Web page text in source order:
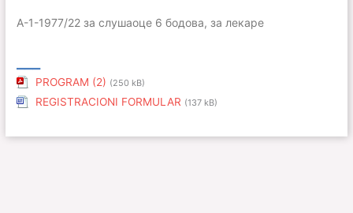
А-1-1977/22 за слушаоце 6 бодова, за лекаре
PROGRAM (2) (250 kB)
REGISTRACIONI FORMULAR (137 kB)